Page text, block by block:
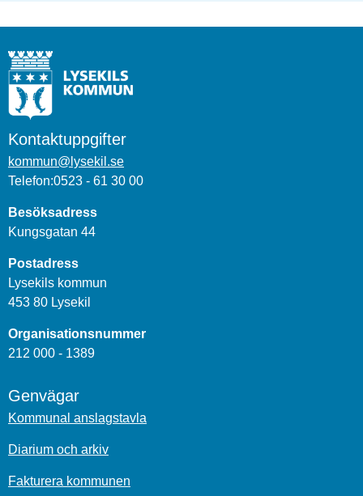
Kontaktuppgifter
kommun@lysekil.se
Telefon:0523 - 61 30 00
Besöksadress
Kungsgatan 44
Postadress
Lysekils kommun
453 80 Lysekil
Organisationsnummer
212 000 - 1389
Genvägar
Kommunal anslagstavla
Diarium och arkiv
Fakturera kommunen